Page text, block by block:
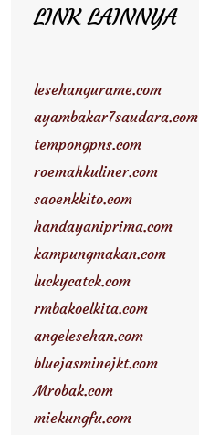
LINK LAINNYA
lesehangurame.com
ayambakar7saudara.com
tempongpns.com
roemahkuliner.com
saoenkkito.com
handayaniprima.com
kampungmakan.com
luckycatck.com
rmbakoelkita.com
angelesehan.com
bluejasminejkt.com
Mrobak.com
miekungfu.com